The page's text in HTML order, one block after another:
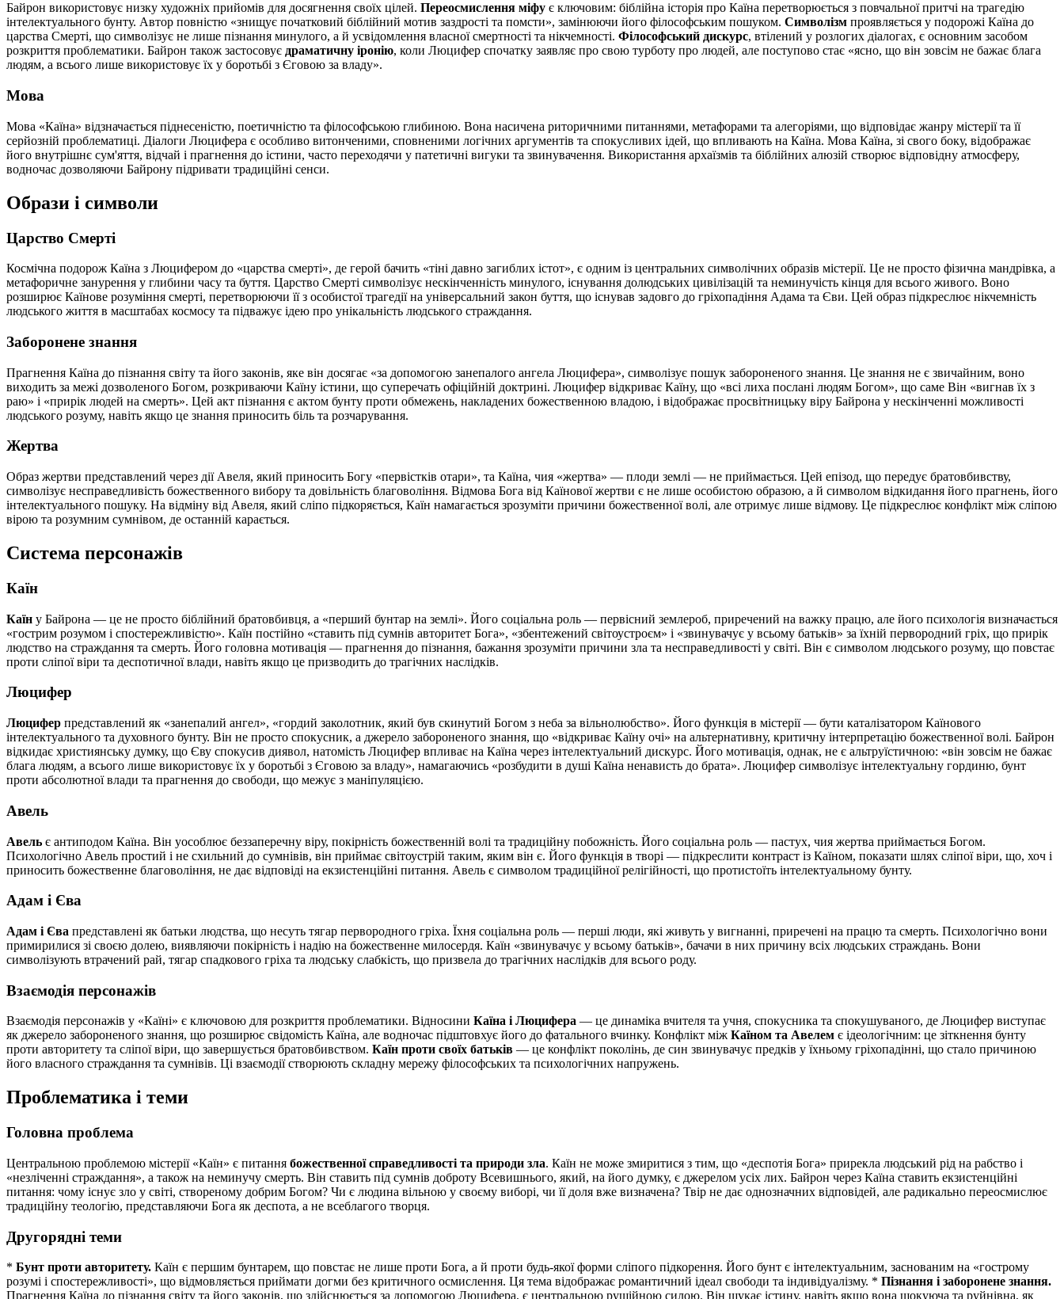
Байрон використовує низку художніх прийомів для досягнення своїх цілей. Переосмислення міфу є ключовим: біблійна історія про Каїна перетворюється з повчальної притчі на трагедію
інтелектуального бунту. Автор повністю «знищує початковий біблійний мотив заздрості та помсти», замінюючи його філософським пошуком. Символізм проявляється у подорожі Каїна до
царства Смерті, що символізує не лише пізнання минулого, а й усвідомлення власної смертності та нікчемності. Філософський дискурс, втілений у розлогих діалогах, є основним засобом
розкриття проблематики. Байрон також застосовує драматичну іронію, коли Люцифер спочатку заявляє про свою турботу про людей, але поступово стає «ясно, що він зовсім не бажає блага
людям, а всього лише використовує їх у боротьбі з Єговою за владу».
Мова
Мова «Каїна» відзначається піднесеністю, поетичністю та філософською глибиною. Вона насичена риторичними питаннями, метафорами та алегоріями, що відповідає жанру містерії та її
серйозній проблематиці. Діалоги Люцифера є особливо витонченими, сповненими логічних аргументів та спокусливих ідей, що впливають на Каїна. Мова Каїна, зі свого боку, відображає
його внутрішнє сум'яття, відчай і прагнення до істини, часто переходячи у патетичні вигуки та звинувачення. Використання архаїзмів та біблійних алюзій створює відповідну атмосферу,
водночас дозволяючи Байрону підривати традиційні сенси.
Образи і символи
Царство Смерті
Космічна подорож Каїна з Люцифером до «царства смерті», де герой бачить «тіні давно загиблих істот», є одним із центральних символічних образів містерії. Це не просто фізична мандрівка, а
метафоричне занурення у глибини часу та буття. Царство Смерті символізує нескінченність минулого, існування долюдських цивілізацій та неминучість кінця для всього живого. Воно
розширює Каїнове розуміння смерті, перетворюючи її з особистої трагедії на універсальний закон буття, що існував задовго до гріхопадіння Адама та Єви. Цей образ підкреслює нікчемність
людського життя в масштабах космосу та підважує ідею про унікальність людського страждання.
Заборонене знання
Прагнення Каїна до пізнання світу та його законів, яке він досягає «за допомогою занепалого ангела Люцифера», символізує пошук забороненого знання. Це знання не є звичайним, воно
виходить за межі дозволеного Богом, розкриваючи Каїну істини, що суперечать офіційній доктрині. Люцифер відкриває Каїну, що «всі лиха послані людям Богом», що саме Він «вигнав їх з
раю» і «прирік людей на смерть». Цей акт пізнання є актом бунту проти обмежень, накладених божественною владою, і відображає просвітницьку віру Байрона у нескінченні можливості
людського розуму, навіть якщо це знання приносить біль та розчарування.
Жертва
Образ жертви представлений через дії Авеля, який приносить Богу «первістків отари», та Каїна, чия «жертва» — плоди землі — не приймається. Цей епізод, що передує братовбивству,
символізує несправедливість божественного вибору та довільність благовоління. Відмова Бога від Каїнової жертви є не лише особистою образою, а й символом відкидання його прагнень, його
інтелектуального пошуку. На відміну від Авеля, який сліпо підкоряється, Каїн намагається зрозуміти причини божественної волі, але отримує лише відмову. Це підкреслює конфлікт між сліпою
вірою та розумним сумнівом, де останній карається.
Система персонажів
Каїн
Каїн у Байрона — це не просто біблійний братовбивця, а «перший бунтар на землі». Його соціальна роль — первісний землероб, приречений на важку працю, але його психологія визначається
«гострим розумом і спостережливістю». Каїн постійно «ставить під сумнів авторитет Бога», «збентежений світоустроєм» і «звинувачує у всьому батьків» за їхній первородний гріх, що прирік
людство на страждання та смерть. Його головна мотивація — прагнення до пізнання, бажання зрозуміти причини зла та несправедливості у світі. Він є символом людського розуму, що повстає
проти сліпої віри та деспотичної влади, навіть якщо це призводить до трагічних наслідків.
Люцифер
Люцифер представлений як «занепалий ангел», «гордий заколотник, який був скинутий Богом з неба за вільнолюбство». Його функція в містерії — бути каталізатором Каїнового
інтелектуального та духовного бунту. Він не просто спокусник, а джерело забороненого знання, що «відкриває Каїну очі» на альтернативну, критичну інтерпретацію божественної волі. Байрон
відкидає християнську думку, що Єву спокусив диявол, натомість Люцифер впливає на Каїна через інтелектуальний дискурс. Його мотивація, однак, не є альтруїстичною: «він зовсім не бажає
блага людям, а всього лише використовує їх у боротьбі з Єговою за владу», намагаючись «розбудити в душі Каїна ненависть до брата». Люцифер символізує інтелектуальну гординю, бунт
проти абсолютної влади та прагнення до свободи, що межує з маніпуляцією.
Авель
Авель є антиподом Каїна. Він уособлює беззаперечну віру, покірність божественній волі та традиційну побожність. Його соціальна роль — пастух, чия жертва приймається Богом.
Психологічно Авель простий і не схильний до сумнівів, він приймає світоустрій таким, яким він є. Його функція в творі — підкреслити контраст із Каїном, показати шлях сліпої віри, що, хоч і
приносить божественне благовоління, не дає відповіді на екзистенційні питання. Авель є символом традиційної релігійності, що протистоїть інтелектуальному бунту.
Адам і Єва
Адам і Єва представлені як батьки людства, що несуть тягар первородного гріха. Їхня соціальна роль — перші люди, які живуть у вигнанні, приречені на працю та смерть. Психологічно вони
примирилися зі своєю долею, виявляючи покірність і надію на божественне милосердя. Каїн «звинувачує у всьому батьків», бачачи в них причину всіх людських страждань. Вони
символізують втрачений рай, тягар спадкового гріха та людську слабкість, що призвела до трагічних наслідків для всього роду.
Взаємодія персонажів
Взаємодія персонажів у «Каїні» є ключовою для розкриття проблематики. Відносини Каїна і Люцифера — це динаміка вчителя та учня, спокусника та спокушуваного, де Люцифер виступає
як джерело забороненого знання, що розширює свідомість Каїна, але водночас підштовхує його до фатального вчинку. Конфлікт між Каїном та Авелем є ідеологічним: це зіткнення бунту
проти авторитету та сліпої віри, що завершується братовбивством. Каїн проти своїх батьків — це конфлікт поколінь, де син звинувачує предків у їхньому гріхопадінні, що стало причиною
його власного страждання та сумнівів. Ці взаємодії створюють складну мережу філософських та психологічних напружень.
Проблематика і теми
Головна проблема
Центральною проблемою містерії «Каїн» є питання божественної справедливості та природи зла. Каїн не може змиритися з тим, що «деспотія Бога» прирекла людський рід на рабство і
«незліченні страждання», а також на неминучу смерть. Він ставить під сумнів доброту Всевишнього, який, на його думку, є джерелом усіх лих. Байрон через Каїна ставить екзистенційні
питання: чому існує зло у світі, створеному добрим Богом? Чи є людина вільною у своєму виборі, чи її доля вже визначена? Твір не дає однозначних відповідей, але радикально переосмислює
традиційну теологію, представляючи Бога як деспота, а не всеблагого творця.
Другорядні теми
* Бунт проти авторитету. Каїн є першим бунтарем, що повстає не лише проти Бога, а й проти будь-якої форми сліпого підкорення. Його бунт є інтелектуальним, заснованим на «гострому
розумі і спостережливості», що відмовляється приймати догми без критичного осмислення. Ця тема відображає романтичний ідеал свободи та індивідуалізму. * Пізнання і заборонене знання.
Прагнення Каїна до пізнання світу та його законів, що здійснюється за допомогою Люцифера, є центральною рушійною силою. Він шукає істину, навіть якщо вона шокуюча та руйнівна, як